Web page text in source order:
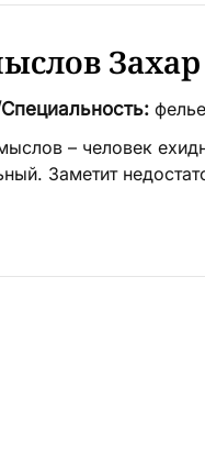
Захар
– человек
Заметит